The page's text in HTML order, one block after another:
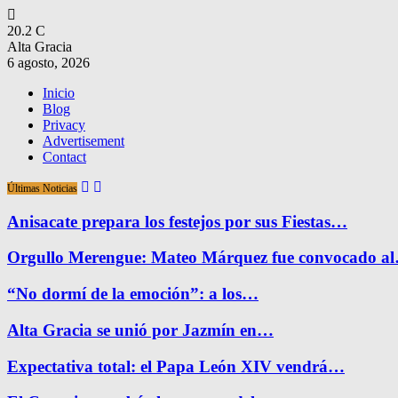
20.2 C
Alta Gracia
6 agosto, 2026
Inicio
Blog
Privacy
Advertisement
Contact
Últimas Noticias
Anisacate prepara los festejos por sus Fiestas…
Orgullo Merengue: Mateo Márquez fue convocado
“No dormí de la emoción”: a los…
Alta Gracia se unió por Jazmín en…
Expectativa total: el Papa León XIV vendrá…